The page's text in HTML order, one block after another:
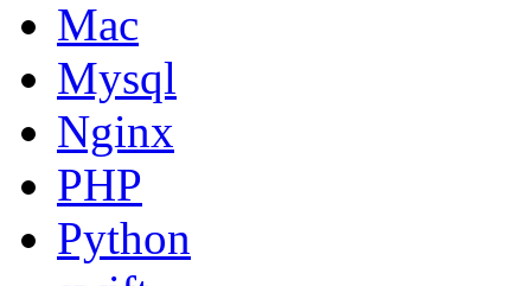
Mac
Mysql
Nginx
PHP
Python